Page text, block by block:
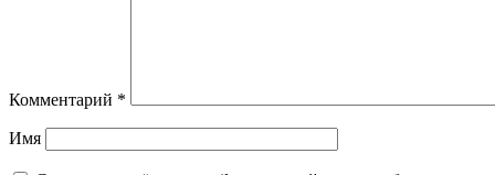
Комментарий *
Имя